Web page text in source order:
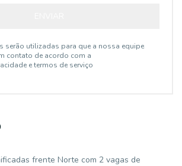
serão utilizadas para que a nossa equipe
contato de acordo com a
e termos de serviço
frente Norte com 2 vagas de